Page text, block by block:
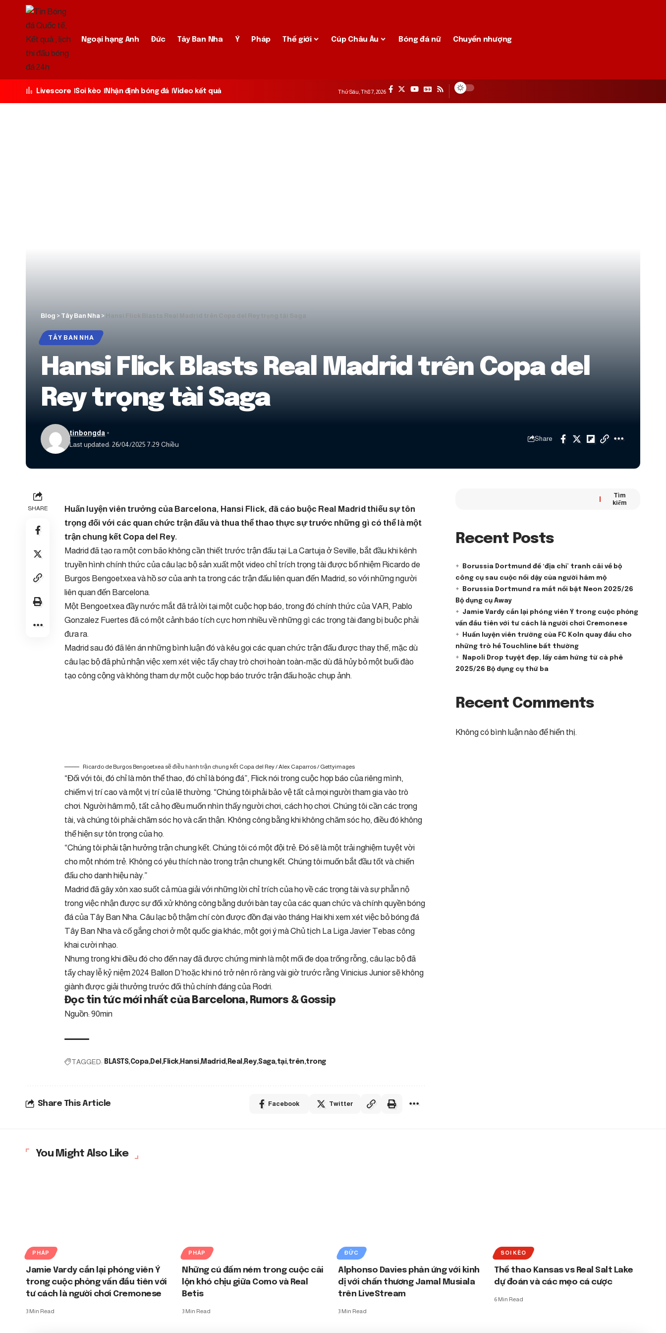
Ngoại hạng Anh Đức Tây Ban Nha Ý Pháp Thế giới Cúp Châu Âu Bóng đá nữ Chuyển nhượng
Livescore Soi kèo Nhận định bóng đá Video kết quả Thứ Sáu, Th8 7, 2026
Blog > Tây Ban Nha >
TÂY BAN NHA
Hansi Flick Blasts Real Madrid trên Copa del
Rey trọng tài Saga
Last updated: 26/04/2025 7:29 Chiều
tinbongda
Share
SHARE
Huấn luyện viên trưởng của Barcelona, ​​Hansi Flick, đã cáo buộc Real Madrid thiếu sự tôn
trọng đối với các quan chức trận đấu và thua thể thao thực sự trước những gì có thể là một
trận chung kết Copa del Rey.
Madrid đã tạo ra một cơn bão không cần thiết trước trận đấu tại La Cartuja ở Seville, bắt đầu khi kênh
truyền hình chính thức của câu lạc bộ sản xuất một video chỉ trích trọng tài được bổ nhiệm Ricardo de
Burgos Bengoetxea và hồ sơ của anh ta trong các trận đấu liên quan đến Madrid, so với những người
liên quan đến Barcelona.
Một Bengoetxea đầy nước mắt đã trả lời tại một cuộc họp báo, trong đó chính thức của VAR, Pablo
Gonzalez Fuertes đã có một cảnh báo tích cực hơn nhiều về những gì các trọng tài đang bị buộc phải
đưa ra.
Madrid sau đó đã lên án những bình luận đó và kêu gọi các quan chức trận đấu được thay thế, mặc dù
câu lạc bộ đã phủ nhận việc xem xét việc tẩy chay trò chơi hoàn toàn-mặc dù đã hủy bỏ một buổi đào
tạo công cộng và không tham dự một cuộc họp báo trước trận đấu hoặc chụp ảnh.
Ricardo de Burgos Bengoetxea sẽ điều hành trận chung kết Copa del Rey / Alex Caparros / Gettyimages
“Đối với tôi, đó chỉ là môn thể thao, đó chỉ là bóng đá”, Flick nói trong cuộc họp báo của riêng mình,
chiếm vị trí cao và một vị trí của lẽ thường. “Chúng tôi phải bảo vệ tất cả mọi người tham gia vào trò
chơi. Người hâm mộ, tất cả họ đều muốn nhìn thấy người chơi, cách họ chơi. Chúng tôi cần các trọng
tài, và chúng tôi phải chăm sóc họ và cẩn thận. Không công bằng khi không chăm sóc họ, điều đó không
thể hiện sự tôn trọng của họ.
“Chúng tôi phải tận hưởng trận chung kết. Chúng tôi có một đội trẻ. Đó sẽ là một trải nghiệm tuyệt vời
cho một nhóm trẻ. Không có yêu thích nào trong trận chung kết. Chúng tôi muốn bắt đầu tốt và chiến
đấu cho danh hiệu này.”
Madrid đã gây xôn xao suốt cả mùa giải với những lời chỉ trích của họ về các trọng tài và sự phẫn nộ
trong việc nhận được sự đối xử không công bằng dưới bàn tay của các quan chức và chính quyền bóng
đá của Tây Ban Nha. Câu lạc bộ thậm chí còn được đồn đại vào tháng Hai khi xem xét việc bỏ bóng đá
Tây Ban Nha và cố gắng chơi ở một quốc gia khác, một gợi ý mà Chủ tịch La Liga Javier Tebas công
khai cười nhạo.
Nhưng trong khi điều đó cho đến nay đã được chứng minh là một mối đe dọa trống rỗng, câu lạc bộ đã
tẩy chay lễ kỷ niệm 2024 Ballon D’hoặc khi nó trở nên rõ ràng vài giờ trước rằng Vinicius Junior sẽ không
giành được giải thưởng trước đối thủ chính đáng của Rodri.
Đọc tin tức mới nhất của Barcelona, ​​Rumors & Gossip
Nguồn: 90min
TAGGED: BLASTS Copa Del Flick Hansi Madrid Real Rey Saga tại trên trong
Share This Article Facebook Twitter
Tìm
kiếm
Recent Posts
Borussia Dortmund để ‘địa chỉ’ tranh cãi về bộ
công cụ sau cuộc nổi dậy của người hâm mộ
Borussia Dortmund ra mắt nổi bật Neon 2025/26
Bộ dụng cụ Away
Jamie Vardy cắn lại phóng viên Ý trong cuộc phỏng
vấn đầu tiên với tư cách là người chơi Cremonese
Huấn luyện viên trưởng của FC Koln quay đầu cho
những trò hề Touchline bất thường
Napoli Drop tuyệt đẹp, lấy cảm hứng từ cà phê
2025/26 Bộ dụng cụ thứ ba
Recent Comments
Không có bình luận nào để hiển thị.
You Might Also Like
PHÁP
Jamie Vardy cắn lại phóng viên Ý
trong cuộc phỏng vấn đầu tiên với
tư cách là người chơi Cremonese
3 Min Read
PHÁP
Những cú đấm ném trong cuộc cãi
lộn khó chịu giữa Como và Real
Betis
3 Min Read
ĐỨC
Alphonso Davies phản ứng với kinh
dị với chấn thương Jamal Musiala
trên LiveStream
3 Min Read
SOI KÈO
Thể thao Kansas vs Real Salt Lake
dự đoán và các mẹo cá cược
6 Min Read